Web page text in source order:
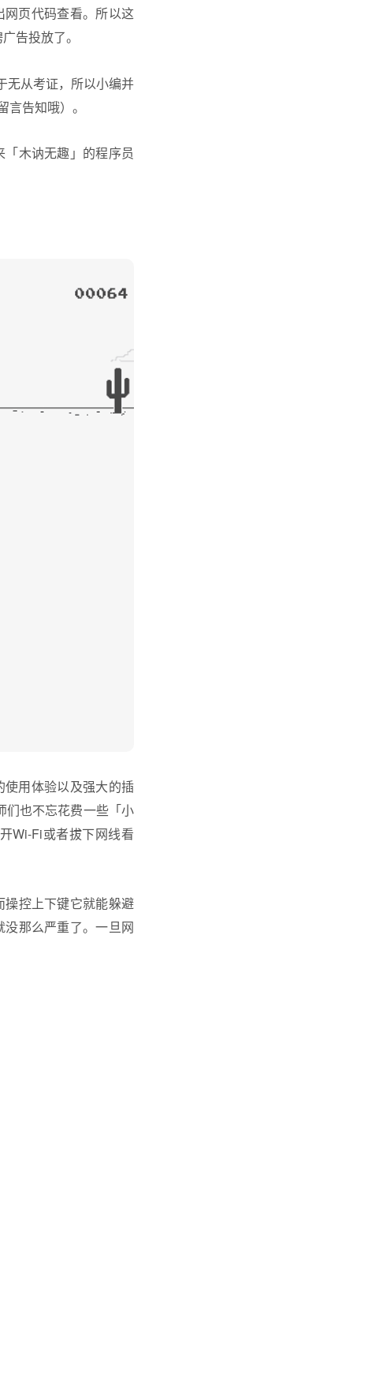
页代码查看。所以这
告投放了。
无从考证，所以小编并
告知哦）。
木讷无趣」的程序员
用体验以及强大的插
们也不忘花费一些「小
Wi-Fi或者拔下网线看
控上下键它就能躲避
那么严重了。一旦网